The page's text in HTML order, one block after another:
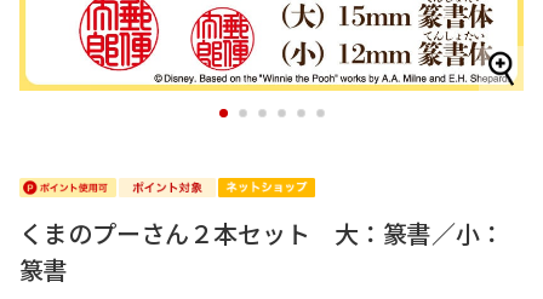
1 2 3 4 5 6
くまのプーさん２本セット 大：篆書／小：
篆書